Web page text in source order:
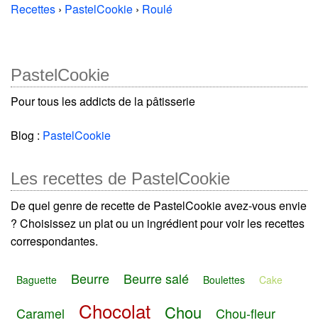
Recettes › PastelCookie › Roulé
PastelCookie
Pour tous les addicts de la pâtisserie
Blog : PastelCookie
Les recettes de PastelCookie
De quel genre de recette de PastelCookie avez-vous envie
? Choisissez un plat ou un ingrédient pour voir les recettes
correspondantes.
Baguette Beurre Beurre salé Boulettes Cake
Caramel Chocolat Chou Chou-fleur